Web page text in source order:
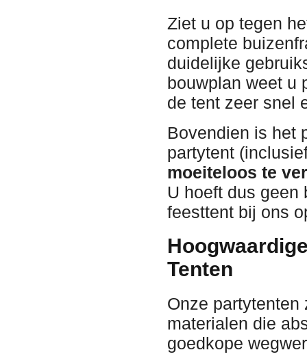
Ziet u op tegen
complete
duidelijke
bouwplan weet u
de tent zeer snel
Bovendien is het
partytent
moeiteloos te
U hoeft dus geen
feesttent bij ons
Tenten
Onze partytenten
materialen die
goedkope